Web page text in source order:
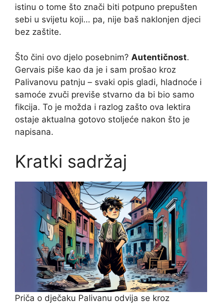
istinu o tome što znači biti potpuno prepušten
sebi u svijetu koji… pa, nije baš naklonjen djeci
bez zaštite.
Što čini ovo djelo posebnim? Autentičnost.
Gervais piše kao da je i sam prošao kroz
Palivanovu patnju – svaki opis gladi, hladnoće i
samoće zvuči previše stvarno da bi bio samo
fikcija. To je možda i razlog zašto ova lektira
ostaje aktualna gotovo stoljeće nakon što je
napisana.
Kratki sadržaj
Priča o dječaku Palivanu odvija se kroz